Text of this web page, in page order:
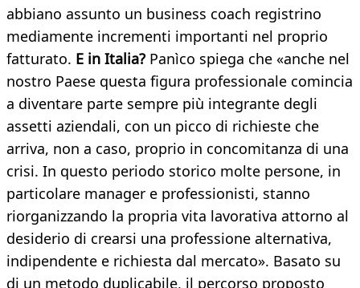
abbiano assunto un business coach registrino
mediamente incrementi importanti nel proprio
fatturato. E in Italia? Panìco spiega che «anche nel
nostro Paese questa figura professionale comincia
a diventare parte sempre più integrante degli
assetti aziendali, con un picco di richieste che
arriva, non a caso, proprio in concomitanza di una
crisi. In questo periodo storico molte persone, in
particolare manager e professionisti, stanno
riorganizzando la propria vita lavorativa attorno al
desiderio di crearsi una professione alternativa,
indipendente e richiesta dal mercato». Basato su
di un metodo duplicabile, il percorso proposto